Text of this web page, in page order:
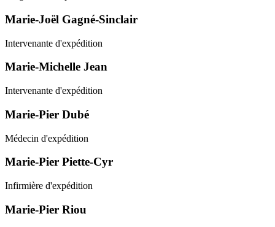
Marie-Joël Gagné-Sinclair
Intervenante d'expédition
Marie-Michelle Jean
Intervenante d'expédition
Marie-Pier Dubé
Médecin d'expédition
Marie-Pier Piette-Cyr
Infirmière d'expédition
Marie-Pier Riou